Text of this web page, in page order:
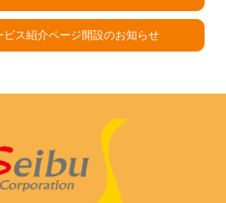
ビス紹介ページ開設のお知らせ